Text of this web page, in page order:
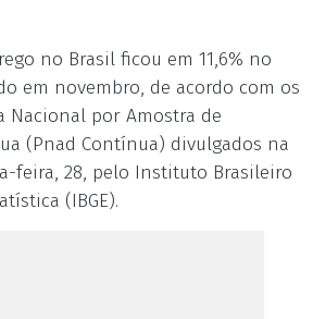
no Brasil ficou em 11,6% no
em novembro, de acordo com os
Nacional por Amostra de
(Pnad Contínua) divulgados na
feira, 28, pelo Instituto Brasileiro
(IBGE).